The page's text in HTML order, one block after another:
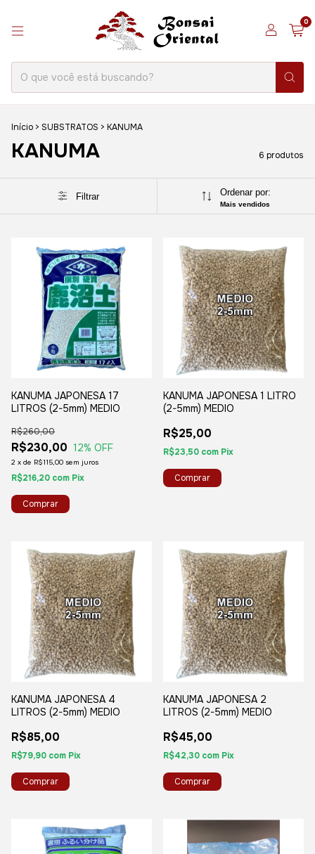
0
Início > SUBSTRATOS > KANUMA
KANUMA 6 produtos
Filtrar Ordenar por:
Mais vendidos
KANUMA JAPONESA 17
LITROS (2-5mm) MEDIO
R$230,00
R$260,00
12% OFF
2 x de R$115,00 sem juros
R$216,20 com Pix
KANUMA JAPONESA 1 LITRO
(2-5mm) MEDIO
R$25,00
R$23,50 com Pix
KANUMA JAPONESA 4
LITROS (2-5mm) MEDIO
R$85,00
R$79,90 com Pix
KANUMA JAPONESA 2
LITROS (2-5mm) MEDIO
R$45,00
R$42,30 com Pix